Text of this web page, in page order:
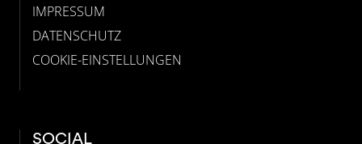
IMPRESSUM
DATENSCHUTZ
COOKIE-EINSTELLUNGEN
SOCIAL